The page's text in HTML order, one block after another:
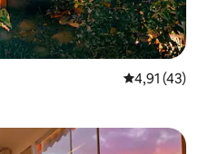
4,91 (43)